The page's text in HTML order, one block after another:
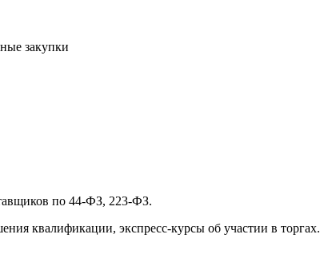
закупки
по 44-ФЗ, 223-ФЗ.
квалификации, экспресс-курсы об участии в торгах.